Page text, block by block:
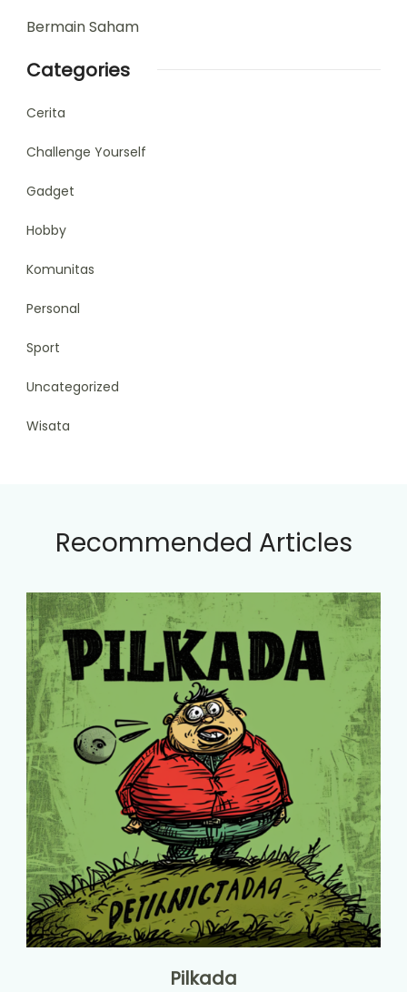
Bermain Saham
Categories
Cerita
Challenge Yourself
Gadget
Hobby
Komunitas
Personal
Sport
Uncategorized
Wisata
Recommended Articles
Pilkada